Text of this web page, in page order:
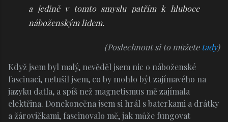
a jedině v tomto smyslu patřím k hluboce
náboženským lidem.
(Poslechnout si to můžete tady)
Když jsem byl malý, nevěděl jsem nic o náboženské
fascinaci, netušil jsem, co by mohlo být zajímavého na
jazyku datla, a spíš než magnetismus mě zajímala
elektřina. Donekonečna jsem si hrál s baterkami a drátky
a žárovičkami, fascinovalo mě, jak může fungovat